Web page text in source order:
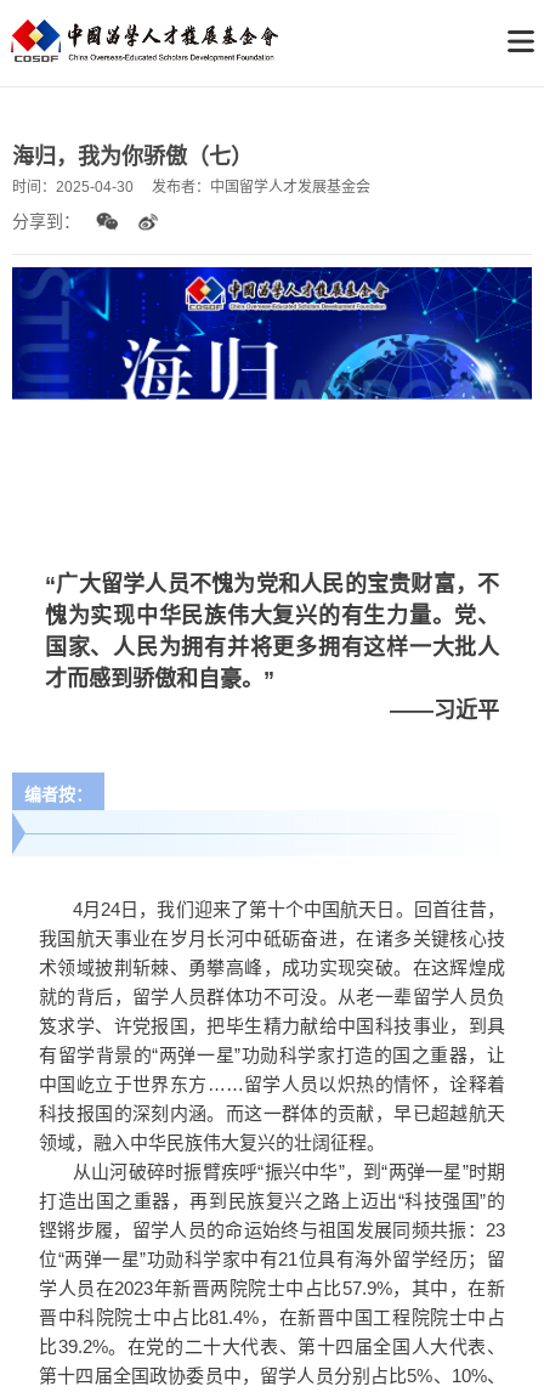
海归，我为你骄傲（七）
时间： 2025-04-30 发布者： 中国留学人才发展基金会
分享到：
“广大留学人员不愧为党和人民的宝贵财富，不
愧为实现中华民族伟大复兴的有生力量。党、
国家、人民为拥有并将更多拥有这样一大批人
才而感到骄傲和自豪。”
——习近平
编者按：
4月24日，我们迎来了第十个中国航天日。回首往昔，
我国航天事业在岁月长河中砥砺奋进，在诸多关键核心技
术领域披荆斩棘、勇攀高峰，成功实现突破。在这辉煌成
就的背后，留学人员群体功不可没。从老一辈留学人员负
笈求学、许党报国，把毕生精力献给中国科技事业，到具
有留学背景的“两弹一星”功勋科学家打造的国之重器，让
中国屹立于世界东方……留学人员以炽热的情怀，诠释着
科技报国的深刻内涵。而这一群体的贡献，早已超越航天
领域，融入中华民族伟大复兴的壮阔征程。
从山河破碎时振臂疾呼“振兴中华”，到“两弹一星”时期
打造出国之重器，再到民族复兴之路上迈出“科技强国”的
铿锵步履，留学人员的命运始终与祖国发展同频共振：23
位“两弹一星”功勋科学家中有21位具有海外留学经历；留
学人员在2023年新晋两院院士中占比57.9%，其中，在新
晋中科院院士中占比81.4%，在新晋中国工程院院士中占
比39.2%。在党的二十大代表、第十四届全国人大代表、
第十四届全国政协委员中，留学人员分别占比5%、10%、